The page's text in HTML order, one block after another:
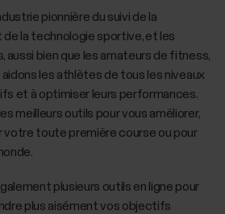
pionnière du suivi de la
la technologie sportive, et les
aussi bien que les amateurs de fitness,
les athlètes de tous les niveaux
et à optimiser leurs performances.
meilleurs outils pour vous améliorer,
votre toute première course ou pour
plusieurs outils en ligne pour
plus aisément vos objectifs